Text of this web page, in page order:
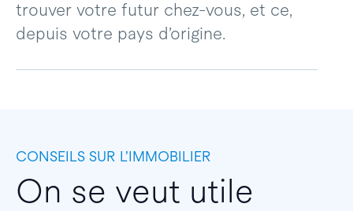
trouver votre futur chez-vous, et ce,
depuis votre pays d’origine.
CONSEILS SUR L’IMMOBILIER
On se veut utile